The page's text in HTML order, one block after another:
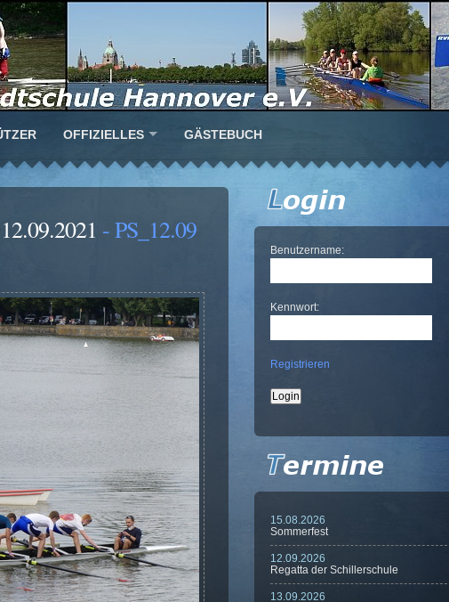
OFFIZIELLES GÄSTEBUCH
- PS_12.09
Benutzername:
Kennwort:
Registrieren
15.08.2026
Sommerfest
12.09.2026
Regatta der Schillerschule
13.09.2026